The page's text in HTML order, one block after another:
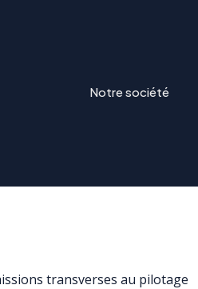
Notre société
transverses au pilotage